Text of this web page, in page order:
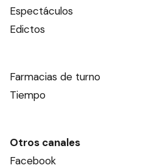
Espectáculos
Edictos
Farmacias de turno
Tiempo
Otros canales
Facebook